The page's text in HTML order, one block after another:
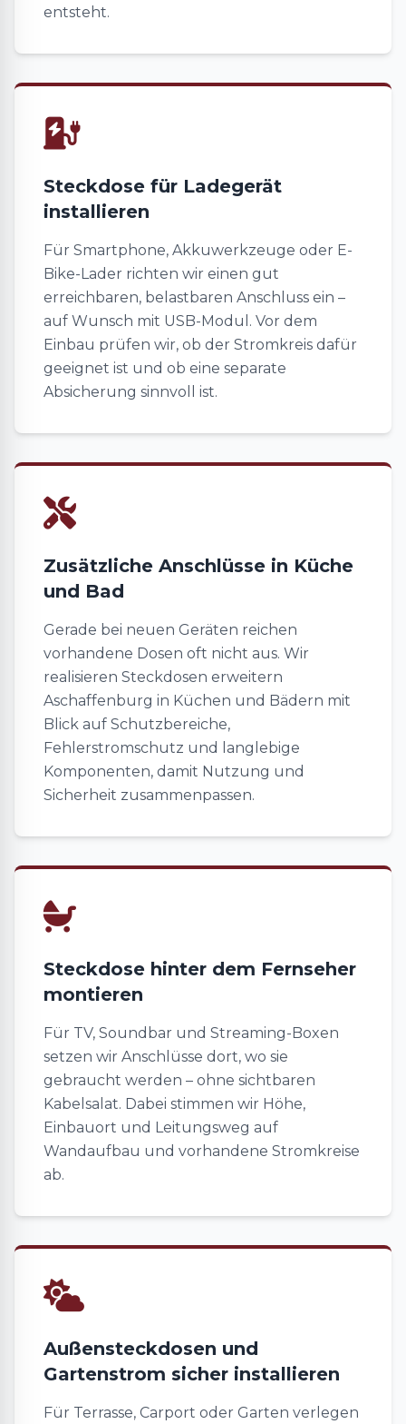
entsteht.
Steckdose für Ladegerät
installieren
Für Smartphone, Akkuwerkzeuge oder E-
Bike-Lader richten wir einen gut
erreichbaren, belastbaren Anschluss ein –
auf Wunsch mit USB-Modul. Vor dem
Einbau prüfen wir, ob der Stromkreis dafür
geeignet ist und ob eine separate
Absicherung sinnvoll ist.
Zusätzliche Anschlüsse in Küche
und Bad
Gerade bei neuen Geräten reichen
vorhandene Dosen oft nicht aus. Wir
realisieren Steckdosen erweitern
Aschaffenburg in Küchen und Bädern mit
Blick auf Schutzbereiche,
Fehlerstromschutz und langlebige
Komponenten, damit Nutzung und
Sicherheit zusammenpassen.
Steckdose hinter dem Fernseher
montieren
Für TV, Soundbar und Streaming-Boxen
setzen wir Anschlüsse dort, wo sie
gebraucht werden – ohne sichtbaren
Kabelsalat. Dabei stimmen wir Höhe,
Einbauort und Leitungsweg auf
Wandaufbau und vorhandene Stromkreise
ab.
Außensteckdosen und
Gartenstrom sicher installieren
Für Terrasse, Carport oder Garten verlegen